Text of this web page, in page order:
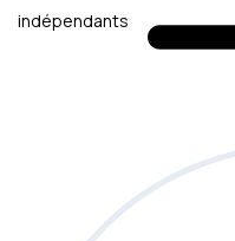
indépendants